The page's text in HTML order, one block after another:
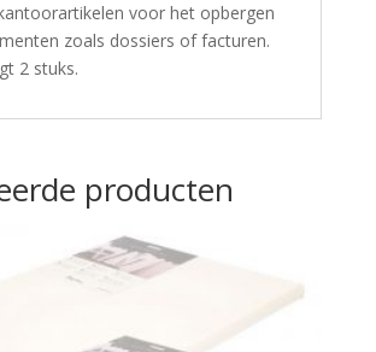
voor het opbergen
zoals dossiers of facturen.
2 stuks.
producten